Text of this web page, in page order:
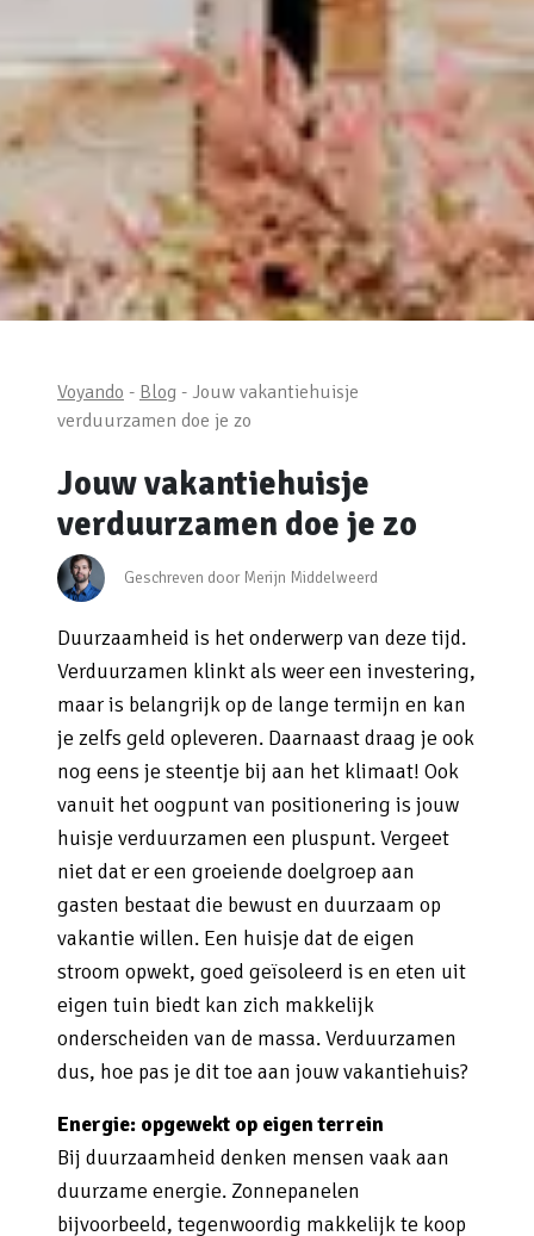
Voyando - Blog - Jouw vakantiehuisje
verduurzamen doe je zo
Jouw vakantiehuisje
verduurzamen doe je zo
Geschreven door Merijn Middelweerd
Duurzaamheid is het onderwerp van deze tijd.
Verduurzamen klinkt als weer een investering,
maar is belangrijk op de lange termijn en kan
je zelfs geld opleveren. Daarnaast draag je ook
nog eens je steentje bij aan het klimaat! Ook
vanuit het oogpunt van positionering is jouw
huisje verduurzamen een pluspunt. Vergeet
niet dat er een groeiende doelgroep aan
gasten bestaat die bewust en duurzaam op
vakantie willen. Een huisje dat de eigen
stroom opwekt, goed geïsoleerd is en eten uit
eigen tuin biedt kan zich makkelijk
onderscheiden van de massa. Verduurzamen
dus, hoe pas je dit toe aan jouw vakantiehuis?
Energie: opgewekt op eigen terrein
Bij duurzaamheid denken mensen vaak aan
duurzame energie. Zonnepanelen
bijvoorbeeld, tegenwoordig makkelijk te koop